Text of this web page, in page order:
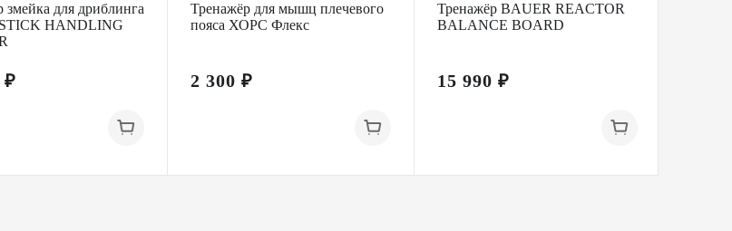
змейка для дриблинга
HANDLING
₽
Тренажёр для мышц плечевого
пояса ХОРС Флекс
2 300 ₽
Тренажёр BAUER REACTOR
BALANCE BOARD
15 990 ₽